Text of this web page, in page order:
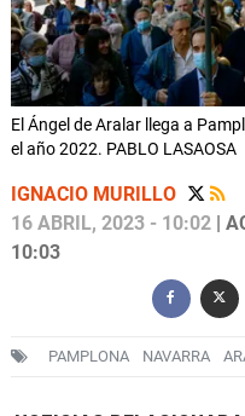
El Ángel de Aralar llega a
el año 2022. PABLO LASAOSA
IGNACIO MURILLO
16 ABRIL, 2023 - 10:02 |
10:03
PAMPLONA NAVARRA